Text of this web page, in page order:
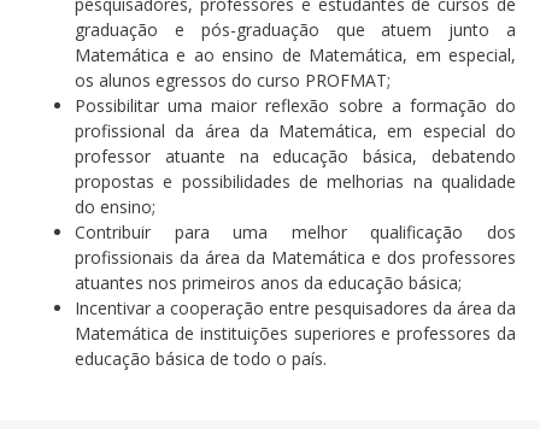
graduação e pós-graduação que atuem junto a
Matemática e ao ensino de Matemática, em especial,
os alunos egressos do curso PROFMAT;
Possibilitar uma maior reflexão sobre a formação do
profissional da área da Matemática, em especial do
professor atuante na educação básica, debatendo
propostas e possibilidades de melhorias na qualidade
do ensino;
Contribuir para uma melhor qualificação dos
profissionais da área da Matemática e dos professores
atuantes nos primeiros anos da educação básica;
Incentivar a cooperação entre pesquisadores da área da
Matemática de instituições superiores e professores da
educação básica de todo o país.